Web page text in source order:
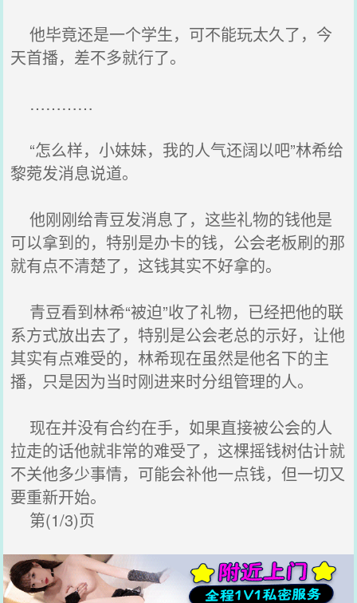
他毕竟还是一个学生，可不能玩太久了，今
天首播，差不多就行了。
…………
“怎么样，小妹妹，我的人气还阔以吧”林希给
黎菀发消息说道。
他刚刚给青豆发消息了，这些礼物的钱他是
可以拿到的，特别是办卡的钱，公会老板刷的那
就有点不清楚了，这钱其实不好拿的。
青豆看到林希“被迫”收了礼物，已经把他的联
系方式放出去了，特别是公会老总的示好，让他
其实有点难受的，林希现在虽然是他名下的主
播，只是因为当时刚进来时分组管理的人。
现在并没有合约在手，如果直接被公会的人
拉走的话他就非常的难受了，这棵摇钱树估计就
不关他多少事情，可能会补他一点钱，但一切又
要重新开始。
第(1/3)页